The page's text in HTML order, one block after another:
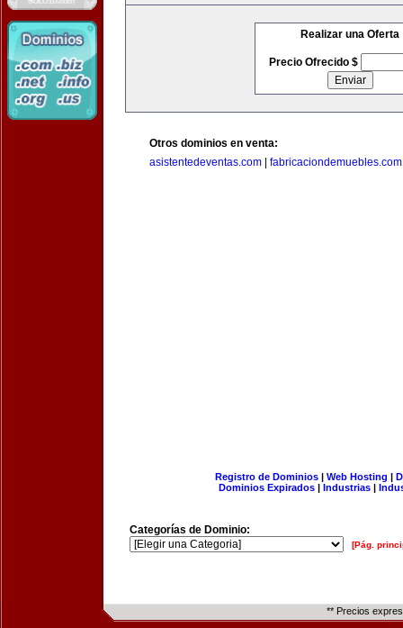
Realizar una Oferta
Precio Ofrecido $
Otros dominios en venta:
asistentedeventas.com
fabricaciondemuebles.com
Registro de Dominios| Web Hosting |
Dominios Expirados | Industrias |
Categorías de Dominio:
[Pág.
** Precios